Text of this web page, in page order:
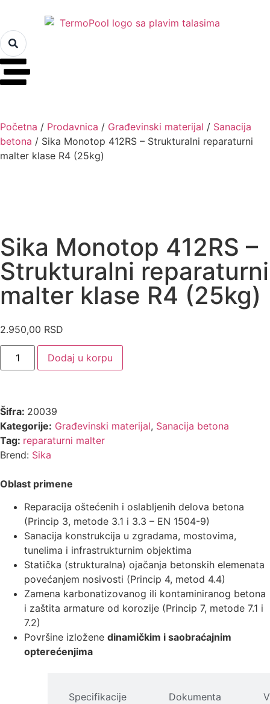
Početna / Prodavnica / Građevinski materijal / Sanacija
betona / Sika Monotop 412RS – Strukturalni reparaturni
malter klase R4 (25kg)
Sika Monotop 412RS –
Strukturalni reparaturni
malter klase R4 (25kg)
2.950,00 RSD
Dodaj u korpu
Šifra: 20039
Kategorije: Građevinski materijal, Sanacija betona
Tag: reparaturni malter
Brend: Sika
Oblast primene
Reparacija oštećenih i oslabljenih delova betona
(Princip 3, metode 3.1 i 3.3 – EN 1504-9)
Sanacija konstrukcija u zgradama, mostovima,
tunelima i infrastrukturnim objektima
Statička (strukturalna) ojačanja betonskih elemenata
povećanjem nosivosti (Princip 4, metod 4.4)
Zamena karbonatizovanog ili kontaminiranog betona
i zaštita armature od korozije (Princip 7, metode 7.1 i
7.2)
Površine izložene dinamičkim i saobraćajnim
opterećenjima
Specifikacije Dokumenta